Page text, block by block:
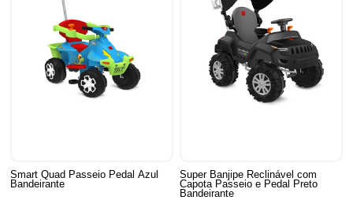
Smart Quad Passeio Pedal Azul
Bandeirante
Super Banjipe Reclinável com
Capota Passeio e Pedal Preto
Bandeirante